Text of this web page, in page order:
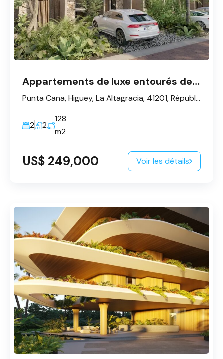
Appartements de luxe entourés de nature à Punta Cana
Punta Cana, Higüey, La Altagracia, 41201, République dominicaine
2 2
128
m2
US$ 249,000 Voir les détails